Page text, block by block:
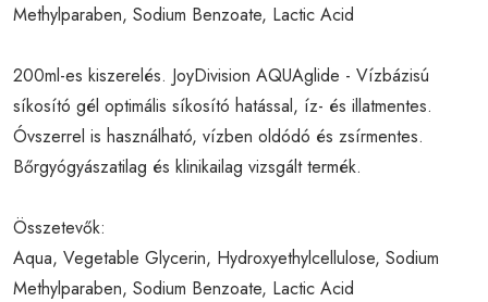
Methylparaben, Sodium Benzoate, Lactic Acid
200ml-es kiszerelés. JoyDivision AQUAglide - Vízbázisú
síkosító gél optimális síkosító hatással, íz- és illatmentes.
Óvszerrel is használható, vízben oldódó és zsírmentes.
Bőrgyógyászatilag és klinikailag vizsgált termék.
Összetevők:
Aqua, Vegetable Glycerin, Hydroxyethylcellulose, Sodium
Methylparaben, Sodium Benzoate, Lactic Acid